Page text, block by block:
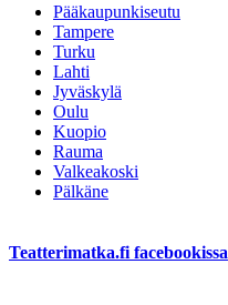
Pääkaupunkiseutu
Tampere
Turku
Lahti
Jyväskylä
Oulu
Kuopio
Rauma
Valkeakoski
Pälkäne
Teatterimatka.fi facebookissa